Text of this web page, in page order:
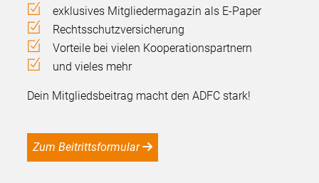
exklusives Mitgliedermagazin als E-Paper
Rechtsschutzversicherung
Vorteile bei vielen Kooperationspartnern
und vieles mehr
Dein Mitgliedsbeitrag macht den ADFC stark!
Zum Beitrittsformular